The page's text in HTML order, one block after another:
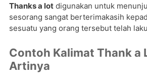
Thanks a lot digunakan untuk
sesorang sangat berterimakasih
sesuatu yang orang tersebut telah
Contoh Kalimat Thank a
Artinya